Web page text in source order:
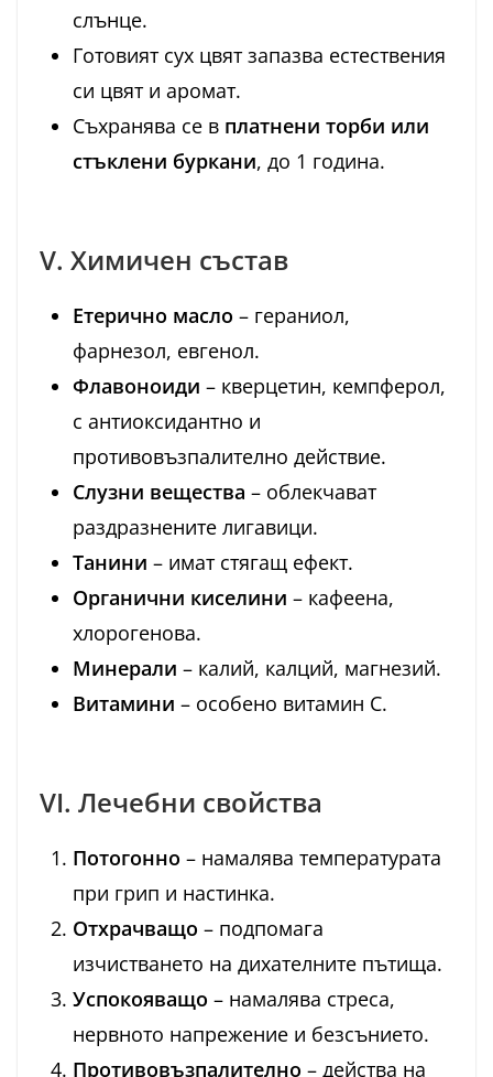
слънце.
Готовият сух цвят запазва естествения
си цвят и аромат.
Съхранява се в платнени торби или
стъклени буркани, до 1 година.
V. Химичен състав
Етерично масло – гераниол,
фарнезол, евгенол.
Флавоноиди – кверцетин, кемпферол,
с антиоксидантно и
противовъзпалително действие.
Слузни вещества – облекчават
раздразнените лигавици.
Танини – имат стягащ ефект.
Органични киселини – кафеена,
хлорогенова.
Минерали – калий, калций, магнезий.
Витамини – особено витамин С.
VI. Лечебни свойства
Потогонно – намалява температурата
при грип и настинка.
Отхрачващо – подпомага
изчистването на дихателните пътища.
Успокояващо – намалява стреса,
нервното напрежение и безсънието.
Противовъзпалително – действа на